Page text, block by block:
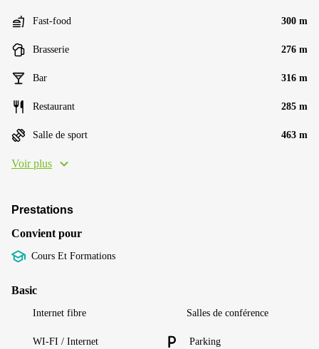
Fast-food 300 m
Brasserie 276 m
Bar 316 m
Restaurant 285 m
Salle de sport 463 m
Voir plus
Prestations
Convient pour
Cours Et Formations
Basic
Internet fibre Salles de conférence
WI-FI / Internet Parking